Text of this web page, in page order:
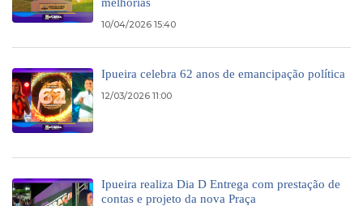
10/04/2026 15:40
Ipueira celebra 62 anos de emancipação política
12/03/2026 11:00
Ipueira realiza Dia D Entrega com prestação de
contas e projeto da nova Praça